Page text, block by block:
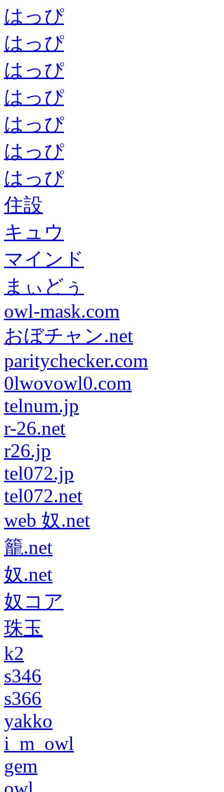
はっぴ
はっぴ
はっぴ
はっぴ
はっぴ
はっぴ
はっぴ
住設
キュウ
マインド
まぃどぅ
owl-mask.com
おぼチャン.net
paritychecker.com
0lwovowl0.com
telnum.jp
r-26.net
r26.jp
tel072.jp
tel072.net
web 奴.net
籠.net
奴.net
奴コア
珠玉
k2
s346
s366
yakko
i_m_owl
gem